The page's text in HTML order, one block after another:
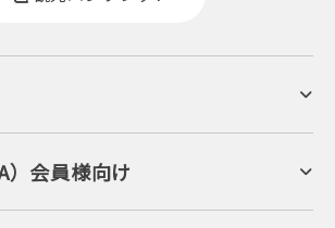
絶景
ランピング
）会員様向け
ティ
ス